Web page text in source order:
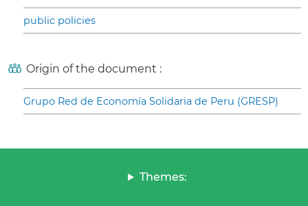
public policies
Origin of the document :
Grupo Red de Economía Solidaria de Peru (GRESP)
Themes: